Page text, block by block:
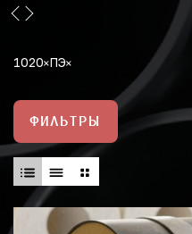
1020 ПЭ
ФИЛЬТРЫ